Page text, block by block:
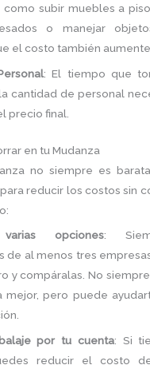
como subir muebles a
o manejar
el costo también
: El tiempo que
cantidad de personal
precio final.
en tu Mudanza
no siempre es
reducir los costos sin
opciones:
de al menos tres
y compáralas. No
mejor, pero puede
por tu cuenta: Si
reducir el costo